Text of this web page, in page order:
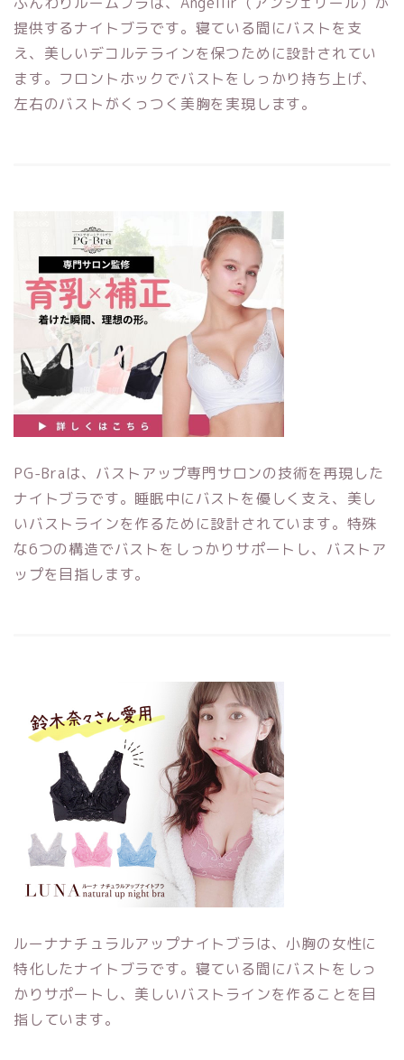
提供するナイトブラです。寝ている間にバストを支
え、美しいデコルテラインを保つために設計されてい
ます。フロントホックでバストをしっかり持ち上げ、
左右のバストがくっつく美胸を実現します。
PG-Braは、バストアップ専門サロンの技術を再現した
ナイトブラです。睡眠中にバストを優しく支え、美し
いバストラインを作るために設計されています。特殊
な6つの構造でバストをしっかりサポートし、バストア
ップを目指します。
ルーナナチュラルアップナイトブラは、小胸の女性に
特化したナイトブラです。寝ている間にバストをしっ
かりサポートし、美しいバストラインを作ることを目
指しています。